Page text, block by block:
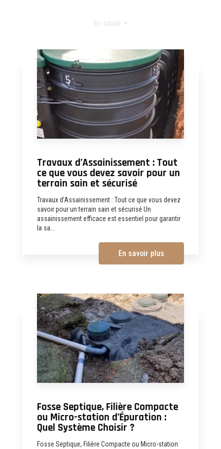
En savoir +
Travaux d’Assainissement : Tout
ce que vous devez savoir pour un
terrain sain et sécurisé
Travaux d’Assainissement : Tout ce que vous devez
savoir pour un terrain sain et sécurisé Un
assainissement efficace est essentiel pour garantir
la sa...
En savoir plus
Fosse Septique, Filière Compacte
ou Micro-station d’Épuration :
Quel Système Choisir ?
Fosse Septique, Filière Compacte ou Micro-station